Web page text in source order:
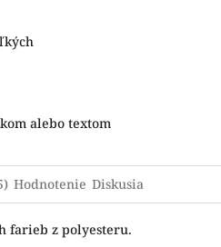
alebo textom
Hodnotenie Diskusia
farieb z polyesteru.